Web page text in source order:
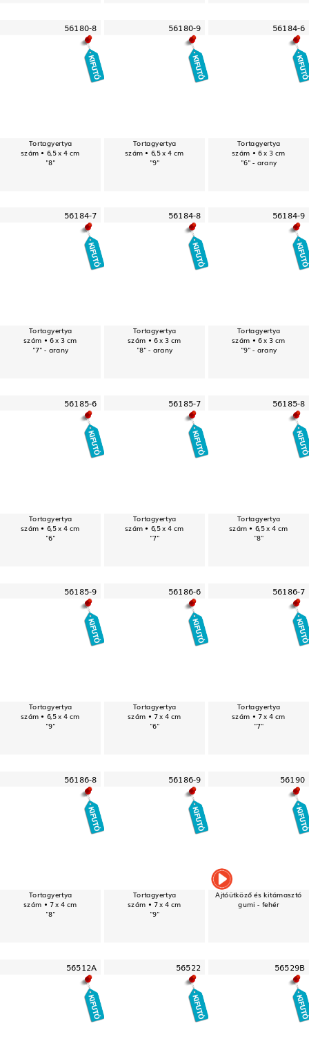
56180-8
Tortagyertya
szám • 6,5 x 4 cm
"8"
56180-9
Tortagyertya
szám • 6,5 x 4 cm
"9"
56184-6
Tortagyertya
szám • 6 x 3 cm
"6" - arany
56184-7
Tortagyertya
szám • 6 x 3 cm
"7" - arany
56184-8
Tortagyertya
szám • 6 x 3 cm
"8" - arany
56184-9
Tortagyertya
szám • 6 x 3 cm
"9" - arany
56185-6
Tortagyertya
szám • 6,5 x 4 cm
"6"
56185-7
Tortagyertya
szám • 6,5 x 4 cm
"7"
56185-8
Tortagyertya
szám • 6,5 x 4 cm
"8"
56185-9
Tortagyertya
szám • 6,5 x 4 cm
"9"
56186-6
Tortagyertya
szám • 7 x 4 cm
"6"
56186-7
Tortagyertya
szám • 7 x 4 cm
"7"
56186-8
Tortagyertya
szám • 7 x 4 cm
"8"
56186-9
Tortagyertya
szám • 7 x 4 cm
"9"
56190
Ajtóütköző és kitámasztó
gumi - fehér
56512A 56522 56529B